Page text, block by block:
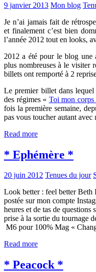
9 janvier 2013 Mon blog
Je n’ai jamais fait de
et finalement c’est bien
l’année 2012 tout en looks,
2012 a été pour le blog une
plus nombreuses à le visiter
billets ont remporté à 2
Le premier billet dans lequel
des régimes « Toi mon corps
fois la première semaine,
pas vous toucher autant avec
Read more
* Ephémère *
20 juin 2012 Tenues du jour
Look better : feel better Beth
postée sur mon compte
heures et de tas de questions
prise à la sortie du tournage
M6 pour 100% Mag «
Read more
* Peacock *